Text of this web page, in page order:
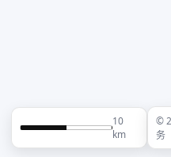
10
km
©
务